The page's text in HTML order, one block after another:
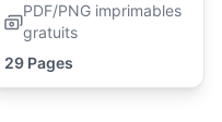
PDF/PNG imprimables
gratuits
29 Pages